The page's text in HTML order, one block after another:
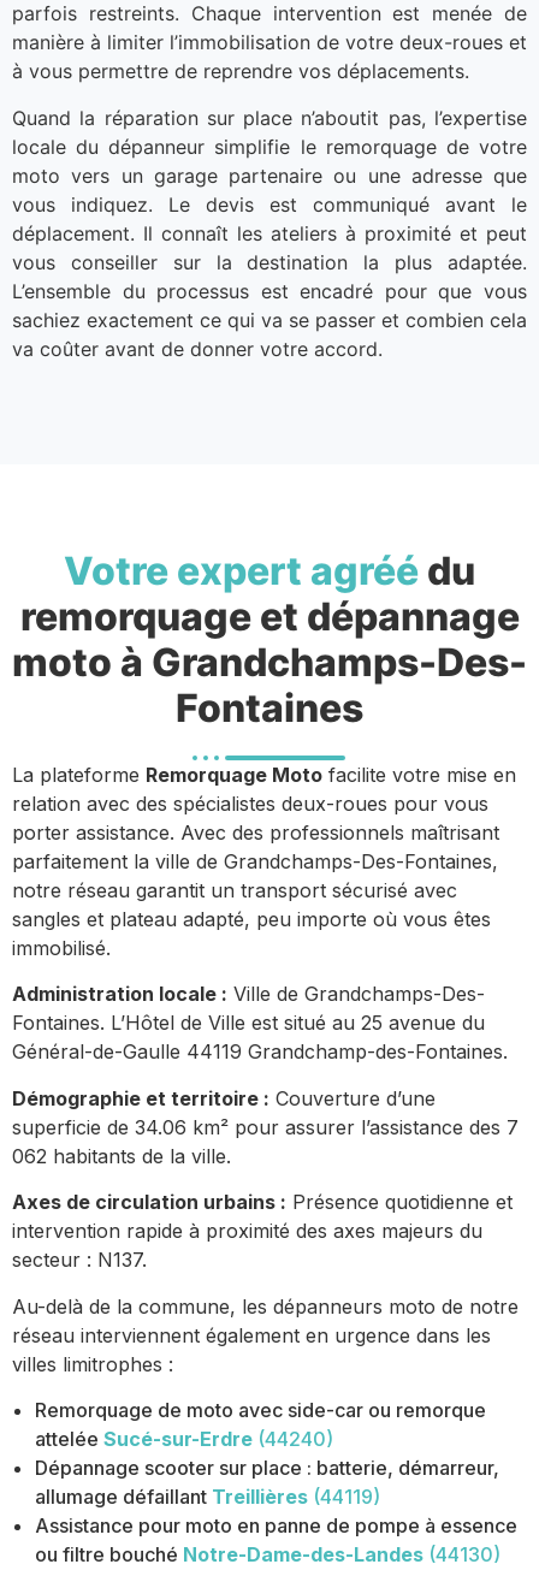
parfois restreints. Chaque intervention est menée de
manière à limiter l’immobilisation de votre deux-roues et
à vous permettre de reprendre vos déplacements.
Quand la réparation sur place n’aboutit pas, l’expertise
locale du dépanneur simplifie le remorquage de votre
moto vers un garage partenaire ou une adresse que
vous indiquez. Le devis est communiqué avant le
déplacement. Il connaît les ateliers à proximité et peut
vous conseiller sur la destination la plus adaptée.
L’ensemble du processus est encadré pour que vous
sachiez exactement ce qui va se passer et combien cela
va coûter avant de donner votre accord.
Votre expert agréé du
remorquage et dépannage
moto à Grandchamps-Des-
Fontaines
La plateforme Remorquage Moto facilite votre mise en
relation avec des spécialistes deux-roues pour vous
porter assistance. Avec des professionnels maîtrisant
parfaitement la ville de Grandchamps-Des-Fontaines,
notre réseau garantit un transport sécurisé avec
sangles et plateau adapté, peu importe où vous êtes
immobilisé.
Administration locale : Ville de Grandchamps-Des-
Fontaines. L’Hôtel de Ville est situé au 25 avenue du
Général-de-Gaulle 44119 Grandchamp-des-Fontaines.
Démographie et territoire : Couverture d’une
superficie de 34.06 km² pour assurer l’assistance des 7
062 habitants de la ville.
Axes de circulation urbains : Présence quotidienne et
intervention rapide à proximité des axes majeurs du
secteur : N137.
Au-delà de la commune, les dépanneurs moto de notre
réseau interviennent également en urgence dans les
villes limitrophes :
Remorquage de moto avec side-car ou remorque
attelée Sucé-sur-Erdre (44240)
Dépannage scooter sur place : batterie, démarreur,
allumage défaillant Treillières (44119)
Assistance pour moto en panne de pompe à essence
ou filtre bouché Notre-Dame-des-Landes (44130)